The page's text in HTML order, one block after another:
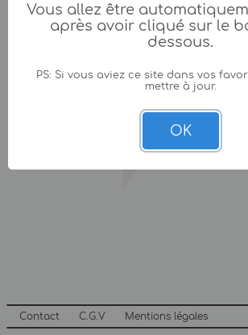
Contact C.G.V Mentions légales
Vous allez être
après avoir cliqué sur le
dessous.
PS: Si vous aviez ce site dans vos
mettre à jour.
OK